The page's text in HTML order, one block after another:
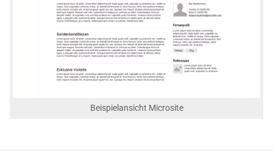
Beispielansicht Microsite